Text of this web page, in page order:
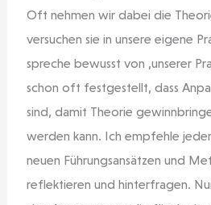
Oft nehmen wir dabei die
versuchen sie in unsere eigene
spreche bewusst von ‚unserer
schon oft festgestellt, dass
sind, damit Theorie
werden kann. Ich empfehle
neuen Führungsansätzen und
reflektieren und hinterfragen.